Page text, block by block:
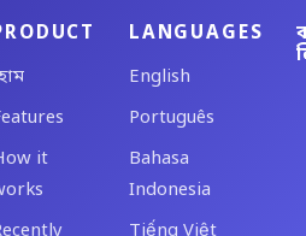
it
LANGUAGES
English
Português
Bahasa
Indonesia